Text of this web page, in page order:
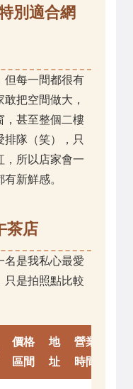
別適合網
但每一間都很有
把空間做大，
，甚至整個二樓
隊（笑），只
，所以店家會一
新鮮感。
茶店
名是我私心最愛
只是拍照點比較
價格
區間
地
址
營業
時間